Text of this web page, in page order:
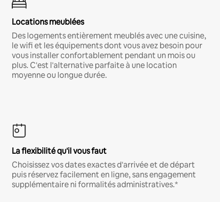
Locations meublées
Des logements entièrement meublés avec une cuisine,
le wifi et les équipements dont vous avez besoin pour
vous installer confortablement pendant un mois ou
plus. C'est l'alternative parfaite à une location
moyenne ou longue durée.
La flexibilité qu'il vous faut
Choisissez vos dates exactes d'arrivée et de départ
puis réservez facilement en ligne, sans engagement
supplémentaire ni formalités administratives.*